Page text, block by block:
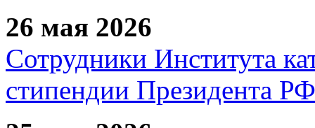
26 мая 2026
Сотрудники Института
стипендии Президента РФ